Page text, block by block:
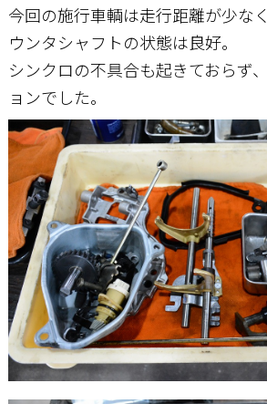
今回の施行車輌は走行距離が少な
ウンタシャフトの状態は良好。
シンクロの不具合も起きておらず
ョンでした。